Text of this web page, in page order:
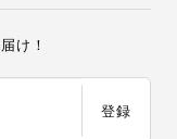
け！
登録